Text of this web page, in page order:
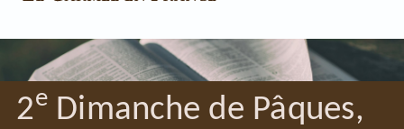
2eDimanche de Pâques,